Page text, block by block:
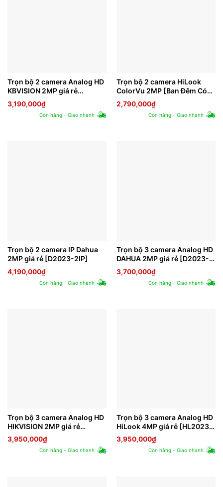
Trọn bộ 2 camera Analog HD
KBVISION 2MP giá rẻ
[K2023-2]
3,190,000₫
Còn hàng - Giao nhanh
Trọn bộ 2 camera HiLook
ColorVu 2MP [Ban Đêm Có
Màu]
2,790,000₫
Còn hàng - Giao nhanh
Trọn bộ 2 camera IP Dahua
2MP giá rẻ [D2023-2IP]
4,190,000₫
Còn hàng - Giao nhanh
Trọn bộ 3 camera Analog HD
DAHUA 2MP giá rẻ [D2023-
3]
3,700,000₫
Còn hàng - Giao nhanh
Trọn bộ 3 camera Analog HD
HIKVISION 2MP giá rẻ
[H2023-3]
3,950,000₫
Còn hàng - Giao nhanh
Trọn bộ 3 camera Analog HD
HiLook 4MP giá rẻ [HL2023-
3]
3,950,000₫
Còn hàng - Giao nhanh